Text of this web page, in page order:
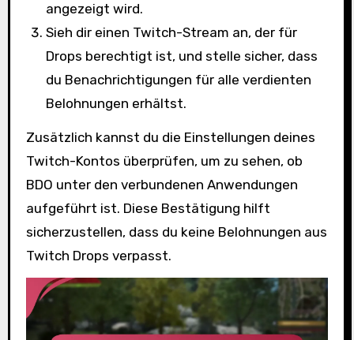
angezeigt wird.
Sieh dir einen Twitch-Stream an, der für
Drops berechtigt ist, und stelle sicher, dass
du Benachrichtigungen für alle verdienten
Belohnungen erhältst.
Zusätzlich kannst du die Einstellungen deines
Twitch-Kontos überprüfen, um zu sehen, ob
BDO unter den verbundenen Anwendungen
aufgeführt ist. Diese Bestätigung hilft
sicherzustellen, dass du keine Belohnungen aus
Twitch Drops verpasst.